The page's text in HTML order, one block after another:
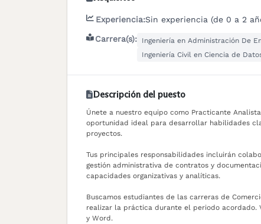
Experiencia:Sin experiencia (de 0 a 2
Carrera(s): Ingeniería en Administración De
Ingeniería Civil en Ciencia de
Descripción del puesto
Únete a nuestro equipo como Practicante
oportunidad ideal para desarrollar habilidades
proyectos.
Tus principales responsabilidades incluirán
gestión administrativa de contratos y
capacidades organizativas y analíticas.
Buscamos estudiantes de las carreras de
realizar la práctica durante el periodo acordado.
y Word.